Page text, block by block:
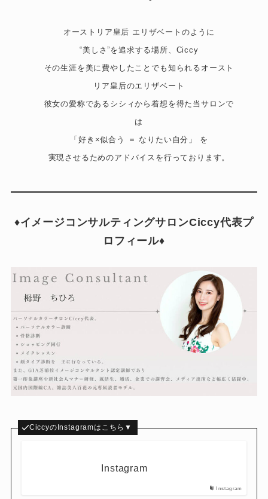
オーストリア皇后 エリザベートのように
“美しさ”を追求する場所、Ciccy
その生涯を美に費やしたことでも知られるオースト
リア皇后のエリザベート
彼女の愛称であるシシィから着想を得た当サロンで
は
「好き×似合う ＝ なりたい自分」 を
実現させるためのアドバイスを行っております。
♦︎イメージコンサルティングサロンCiccy代表プ
ロフィール♦︎
CiccyのInstagramはこちら▼
Instagram
Instagram